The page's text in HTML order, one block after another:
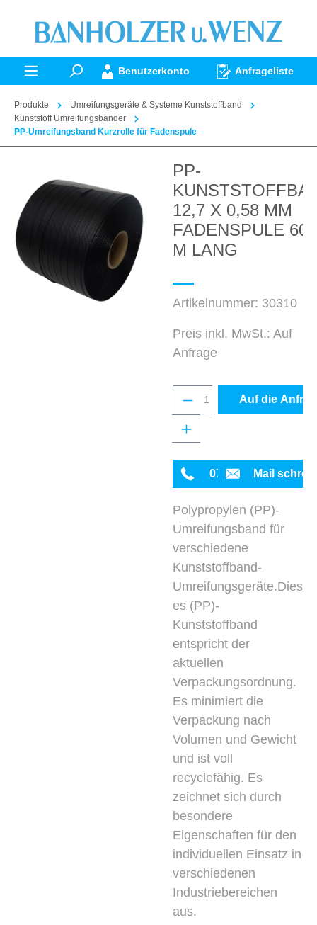
springen
Benutzerkonto Anfrageliste
Produkte
Umreifungsgeräte & Systeme Kunststoffband
Kunststoff Umreifungsbänder
PP-Umreifungsband Kurzrolle für Fadenspule
PP-
12,7 X 0,58 MM
FADENSPULE 600
M LANG
Artikelnummer: 30310
Preis inkl. MwSt.: Auf
Anfrage
Produkt Anzahl:
Auf die
0711 342934-0
Mail
Polypropylen (PP)-
Umreifungsband für
verschiedene
Kunststoffband-
Umreifungsgeräte.Dies
es (PP)-
Kunststoffband
entspricht der
aktuellen
Verpackungsordnung.
Es minimiert die
Verpackung nach
Volumen und Gewicht
und ist voll
recyclefähig. Es
zeichnet sich durch
besondere
Eigenschaften für den
individuellen Einsatz in
verschiedenen
Industriebereichen
aus.